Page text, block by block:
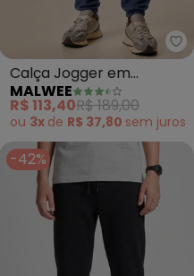
- Calça Moletom
Calça Jogger em
Moletom Mesclado (Azul
Marinho)
MALWEE
R$ 113,40R$ 189,00
ou 3x de R$ 37,80 sem juros
-42%